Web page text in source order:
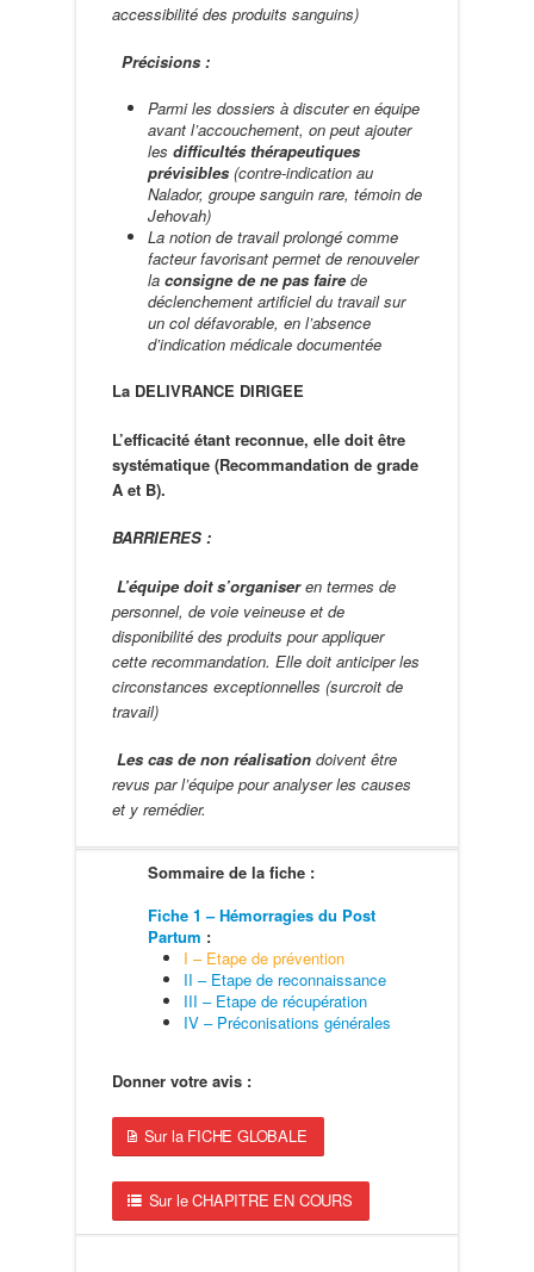
accessibilité des produits sanguins)
Précisions :
Parmi les dossiers à discuter en équipe
avant l’accouchement, on peut ajouter
les difficultés thérapeutiques
prévisibles (contre-indication au
Nalador, groupe sanguin rare, témoin de
Jehovah)
La notion de travail prolongé comme
facteur favorisant permet de renouveler
la consigne de ne pas faire de
déclenchement artificiel du travail sur
un col défavorable, en l’absence
d’indication médicale documentée
La DELIVRANCE DIRIGEE
L’efficacité étant reconnue, elle doit être
systématique (Recommandation de grade
A et B).
BARRIERES :
L’équipe doit s’organiseren termes de
personnel, de voie veineuse et de
disponibilité des produits pour appliquer
cette recommandation. Elle doit anticiper les
circonstances exceptionnelles (surcroit de
travail)
Les cas de non réalisation doivent être
revus par l’équipe pour analyser les causes
et y remédier.
Sommaire de la fiche :
Fiche 1 – Hémorragies du Post
Partum :
I – Etape de prévention
II – Etape de reconnaissance
III – Etape de récupération
IV – Préconisations générales
Donner votre avis :
Sur la FICHE GLOBALE
Sur le CHAPITRE EN COURS